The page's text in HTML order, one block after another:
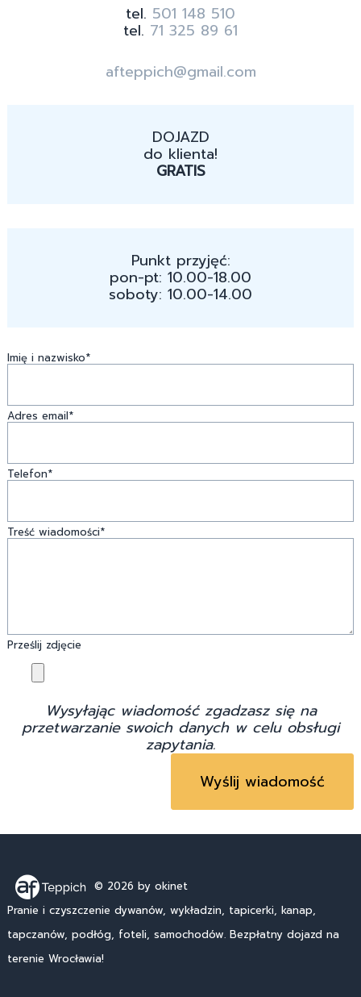
tel. 501 148 510
tel. 71 325 89 61
afteppich@gmail.com
DOJAZD
do klienta!
GRATIS
Punkt przyjęć:
pon-pt: 10.00-18.00
soboty: 10.00-14.00
Imię i nazwisko*
Adres email*
Telefon*
Treść wiadomości*
Prześlij zdjęcie
Wysyłając wiadomość zgadzasz się na
przetwarzanie swoich danych w celu obsługi
zapytania.
© 2026 by okinet
Pranie i czyszczenie dywanów, wykładzin, tapicerki, kanap,
tapczanów, podłóg, foteli, samochodów. Bezpłatny dojazd na
terenie Wrocławia!